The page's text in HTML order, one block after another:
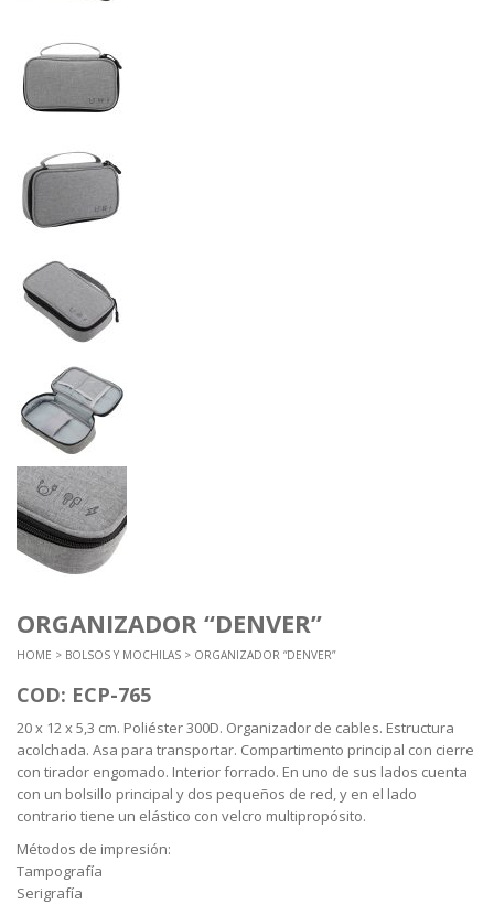
ORGANIZADOR “DENVER”
HOME > BOLSOS Y MOCHILAS > ORGANIZADOR “DENVER”
COD: ECP-765
20 x 12 x 5,3 cm. Poliéster 300D. Organizador de cables. Estructura
acolchada. Asa para transportar. Compartimento principal con cierre
con tirador engomado. Interior forrado. En uno de sus lados cuenta
con un bolsillo principal y dos pequeños de red, y en el lado
contrario tiene un elástico con velcro multipropósito.
Métodos de impresión:
Tampografía
Serigrafía